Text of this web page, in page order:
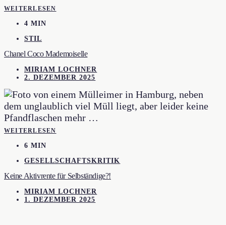
WEITERLESEN
4 MIN
STIL
Chanel Coco Mademoiselle
MIRIAM LOCHNER
2. DEZEMBER 2025
WEITERLESEN
6 MIN
GESELLSCHAFTSKRITIK
Keine Aktivrente für Selbständige?!
MIRIAM LOCHNER
1. DEZEMBER 2025